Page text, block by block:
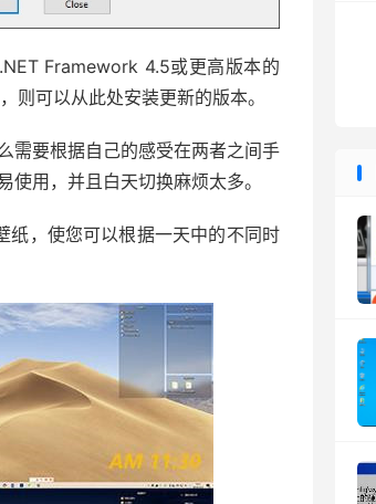
Framework 4.5或更高版本的
可以从此处安装更新的版本。
需要根据自己的感受在两者之间手
用，并且白天切换麻烦太多。
纸，使您可以根据一天中的不同时